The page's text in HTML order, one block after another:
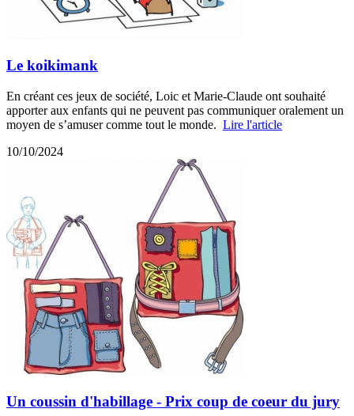
Le koikimank
En créant ces jeux de société, Loic et Marie-Claude ont souhaité
apporter aux enfants qui ne peuvent pas communiquer oralement un
moyen de s’amuser comme tout le monde. Lire l'article
10/10/2024
Un coussin d'habillage - Prix coup de coeur du jury